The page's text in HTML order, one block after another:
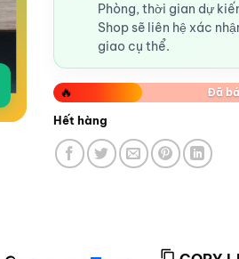
Phòng, thời gian dự
Shop sẽ liên hệ xác
giao cụ thể.
🔥 Đã
Hết hàng